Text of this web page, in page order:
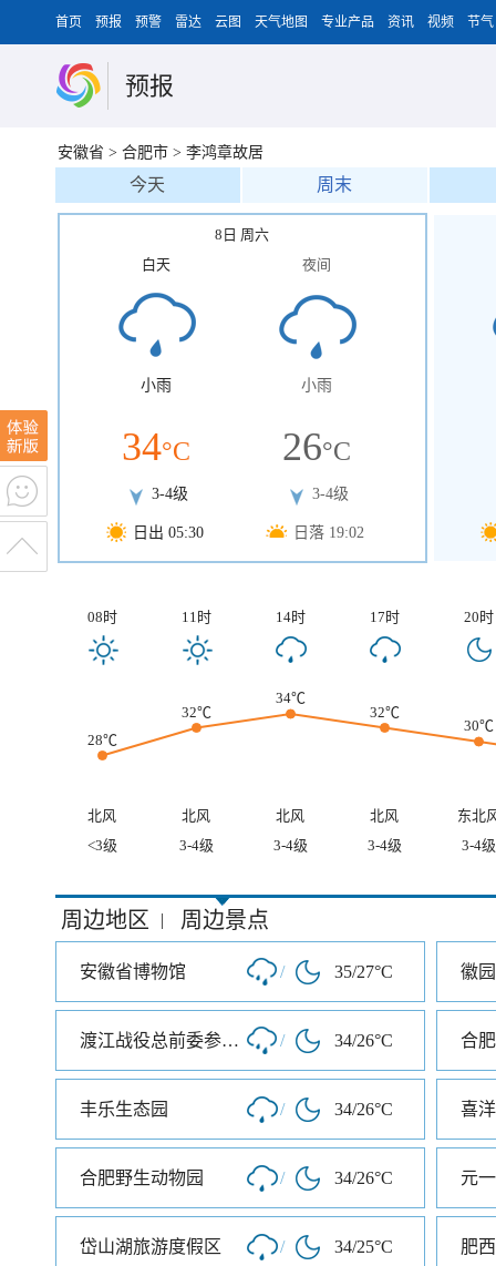
首页 预报 预警 雷达 云图 天气地图 专业产品 资讯 视频 节气
预报
安徽省 > 合肥市 > 李鸿章故居
今天 周末
8日 周六
白天
小雨
34°C
3-4级
日出 05:30
夜间
小雨
26°C
3-4级
日落 19:02
08时 11时 14时 17时 20时
28℃
32℃
34℃
32℃
30℃
北风 北风 北风 北风
东北
<3级
3-4级 3-4级 3-4级 3-4级
周边地区 | 周边景点
安徽省博物馆 / 35/27°C 徽园
渡江战役总前委参谋处旧址 / 34/26°C
丰乐生态园 / 34/26°C 喜
合肥野生动物园 / 34/26°C
岱山湖旅游度假区 / 34/25°C 肥